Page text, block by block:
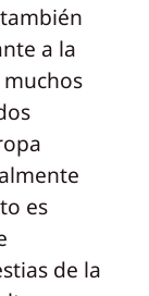
a la
es
de la